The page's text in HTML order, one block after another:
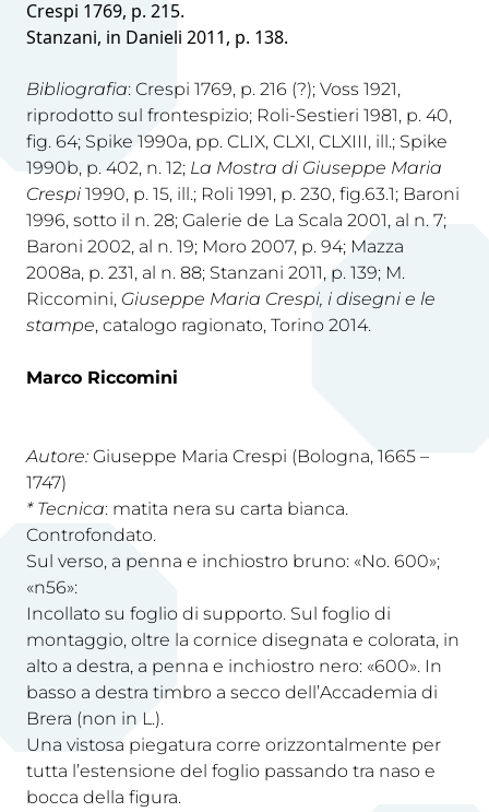
Crespi 1769, p. 215.
Stanzani, in Danieli 2011, p. 138.
Bibliografia: Crespi 1769, p. 216 (?); Voss 1921,
riprodotto sul frontespizio; Roli-Sestieri 1981, p. 40,
fig. 64; Spike 1990a, pp. CLIX, CLXI, CLXIII, ill.; Spike
1990b, p. 402, n. 12; La Mostra di Giuseppe Maria
Crespi 1990, p. 15, ill.; Roli 1991, p. 230, fig.63.1; Baroni
1996, sotto il n. 28; Galerie de La Scala 2001, al n. 7;
Baroni 2002, al n. 19; Moro 2007, p. 94; Mazza
2008a, p. 231, al n. 88; Stanzani 2011, p. 139; M.
Riccomini, Giuseppe Maria Crespi, i disegni e le
stampe, catalogo ragionato, Torino 2014.
Marco Riccomini
Autore: Giuseppe Maria Crespi (Bologna, 1665 –
1747)
* Tecnica: matita nera su carta bianca.
Controfondato.
Sul verso, a penna e inchiostro bruno: «No. 600»;
«n56»:
Incollato su foglio di supporto. Sul foglio di
montaggio, oltre la cornice disegnata e colorata, in
alto a destra, a penna e inchiostro nero: «600». In
basso a destra timbro a secco dell’Accademia di
Brera (non in L.).
Una vistosa piegatura corre orizzontalmente per
tutta l’estensione del foglio passando tra naso e
bocca della figura.